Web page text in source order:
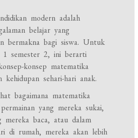
modern adalah
belajar yang
bermakna bagi siswa. Untuk
1 semester 2, ini berarti
konsep matematika
kehidupan sehari-hari anak.
bagaimana matematika
yang mereka sukai,
mereka baca, atau dalam
di rumah, mereka akan lebih